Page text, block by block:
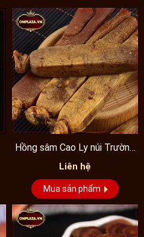
Hồng sâm Cao Ly núi Trường
Bạch
Liên hệ
Mua sản phẩm